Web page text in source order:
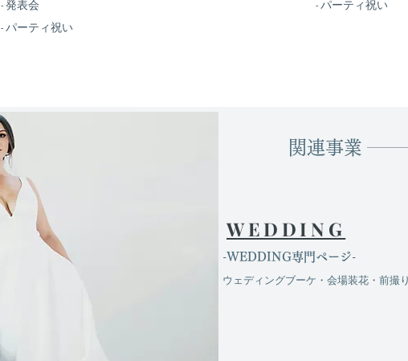
- 発表会
- パーティ祝い
- パーティ祝い
関連事業
WEDDING
​-WEDDING専門ページ-
ウェディングブーケ・会場装花・前撮